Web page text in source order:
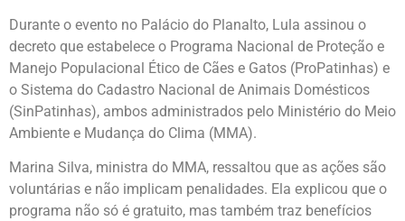
Durante o evento no Palácio do Planalto, Lula assinou o
decreto que estabelece o Programa Nacional de Proteção e
Manejo Populacional Ético de Cães e Gatos (ProPatinhas) e
o Sistema do Cadastro Nacional de Animais Domésticos
(SinPatinhas), ambos administrados pelo Ministério do Meio
Ambiente e Mudança do Clima (MMA).
Marina Silva, ministra do MMA, ressaltou que as ações são
voluntárias e não implicam penalidades. Ela explicou que o
programa não só é gratuito, mas também traz benefícios